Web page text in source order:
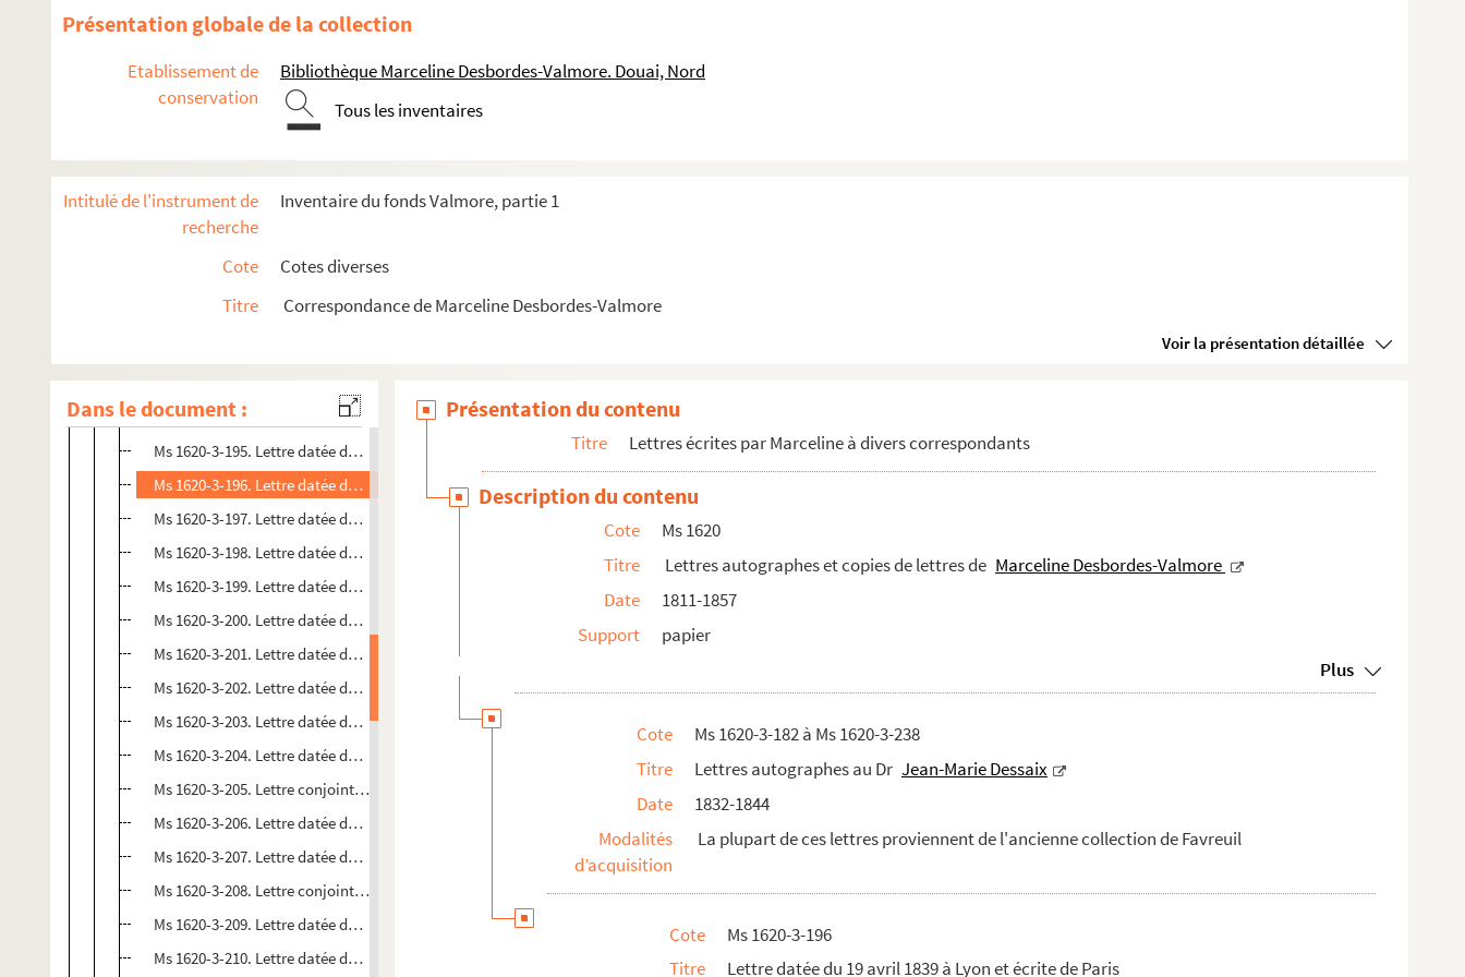
Présentation globale de la collection
Etablissement de
conservation
Bibliothèque Marceline Desbordes-Valmore. Douai, Nord
Tous les inventaires
Intitulé de l'instrument de
recherche
Inventaire du fonds Valmore, partie 1
Cote
Cotes diverses
Titre
Correspondance de Marceline Desbordes-Valmore
Voir la présentation détaillée
Dans le document :
Ms 1620-3-182. Lettre datée du 27 février 1832 à Lyon
Ms 1620-3-184. Lettre datée du 17 novembre 1835, Lyon
Ms 1620-3-185. Lettre datée du 17 mai 1836 à Lyon
Ms 1620-3-187. Lettre conjointe de Marceline et Ondine datée du 24 juillet 1837
Ms 1620-3-188. Lettre conjointe de Marceline, Ondine et Inès datée du 24 juillet 1837 à Lyon et écrite de Paris
Ms 1620-3-191. Lettre datée du 31 décembre 1837
Ms 1620-3-193. Lettre datée du 18 avril 1838
Ms 1620-3-194. Lettre datée du 30 mai 1838
Ms 1620-3-195. Lettre datée du 17 septembre 1838 à Lyon et écrite de Milan
Ms 1620-3-196. Lettre datée du 19 avril 1839 à Lyon et écrite de Paris
Ms 1620-3-197. Lettre datée du 6 novembre 1839
Ms 1620-3-198. Lettre datée du 20 juin 1840 à Lyon et écrite de Paris
Ms 1620-3-199. Lettre datée du 12 juillet 1840 à Lyon
Ms 1620-3-200. Lettre datée du 27 juillet 1840 à Thonon et écrite de Paris
Ms 1620-3-201. Lettre datée du 18 novembre 1840 à Lyon et écrite de Paris
Ms 1620-3-202. Lettre datée du 8 octobre 1840 à Lyon et écrite de Paris
Ms 1620-3-203. Lettre datée du 8 janvier 1841 à Lyon
Ms 1620-3-204. Lettre datée du 4 mars 1841
Ms 1620-3-205. Lettre conjointe de Marceline et Prosper datée du 9 mars 1841 à Lyon et écrite de Paris
Ms 1620-3-206. Lettre datée du 6 avril 1841 à Lyon et écrite de Paris
Ms 1620-3-207. Lettre datée du 18 mai 1841 à Lyon
Ms 1620-3-208. Lettre conjointe de Marceline et Prosper datée du 3 juin 1841 à Lyon et écrite de Paris
Ms 1620-3-209. Lettre datée du 24 juillet 1841, écrite de Paris
Ms 1620-3-210. Lettre datée du 29 juillet 1841 à Lyon et écrite de Paris
Présentation du contenu
Titre Lettres écrites par Marceline à divers correspondants
Description du contenu
Cote
Ms 1620
Titre
Lettres autographes et copies de lettres de Marceline Desbordes-Valmore
Date
1811-1857
Support
papier
Plus
Cote
Ms 1620-3-182 à Ms 1620-3-238
Titre
Lettres autographes au Dr Jean-Marie Dessaix
Date
1832-1844
Modalités
d’acquisition
La plupart de ces lettres proviennent de l'ancienne collection de Favreuil
Cote
Ms 1620-3-196
Titre
Lettre datée du 19 avril 1839 à Lyon et écrite de Paris